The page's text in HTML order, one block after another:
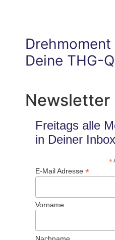
Deine THG-
Newsletter
Freitags alle
in Deiner
*
E-Mail Adresse *
Vorname